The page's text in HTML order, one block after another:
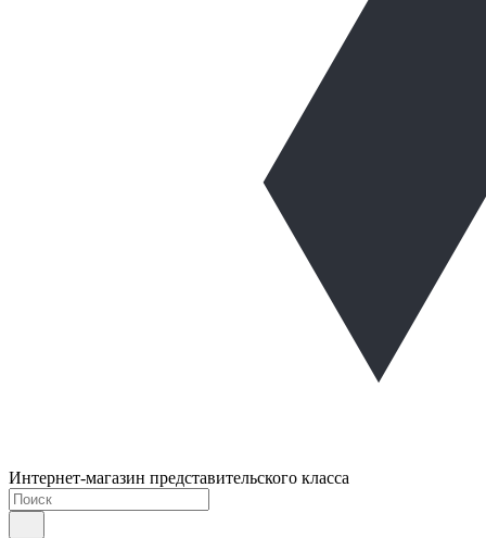
Интернет-магазин представительского класса